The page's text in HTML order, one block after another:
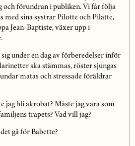
och förundran i publiken. Vi får följa
med sina systrar Pilotte och Pilatte,
Jean-Baptiste, växer upp i
under en dag av förberedelser inför
ska stämmas, röster sjungas
matas och stressade föräldrar
jag bli akrobat? Måste jag vara som
trapets? Vad vill jag?
gå för Babette?